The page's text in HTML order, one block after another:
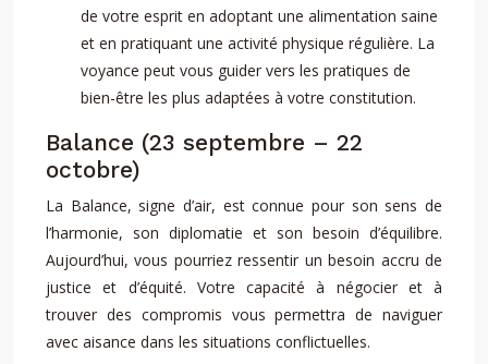
de votre esprit en adoptant une alimentation saine
et en pratiquant une activité physique régulière. La
voyance peut vous guider vers les pratiques de
bien-être les plus adaptées à votre constitution.
Balance (23 septembre – 22
octobre)
La Balance, signe d’air, est connue pour son sens de
l’harmonie, son diplomatie et son besoin d’équilibre.
Aujourd’hui, vous pourriez ressentir un besoin accru de
justice et d’équité. Votre capacité à négocier et à
trouver des compromis vous permettra de naviguer
avec aisance dans les situations conflictuelles.